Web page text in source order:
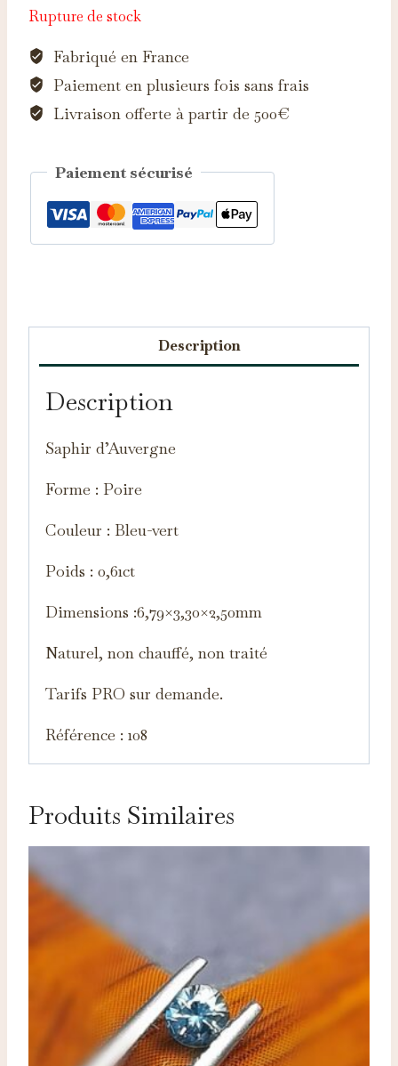
Rupture de stock
Fabriqué en France
Paiement en plusieurs fois sans frais
Livraison offerte à partir de 500€
Paiement sécurisé
Description
Description
Saphir d’Auvergne
Forme : Poire
Couleur : Bleu-vert
Poids : 0,61ct
Dimensions :6,79×3,30×2,50mm
Naturel, non chauffé, non traité
Tarifs PRO sur demande.
Référence : 108
Produits Similaires